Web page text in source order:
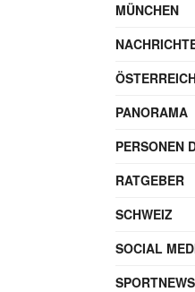
MÜNCHEN
PANORAMA
PERSONEN
RATGEBER
SCHWEIZ
SOCIAL
SPORTNEWS